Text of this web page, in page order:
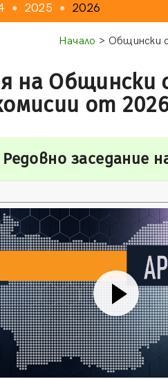
● 2025 ● 2026
Начало > Общински
на Общински
от
Редовно заседание